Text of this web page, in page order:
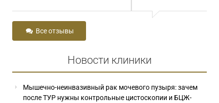
Все отзывы
Новости клиники
Мышечно-неинвазивный рак мочевого пузыря: зачем
после ТУР нужны контрольные цистоскопии и БЦЖ-